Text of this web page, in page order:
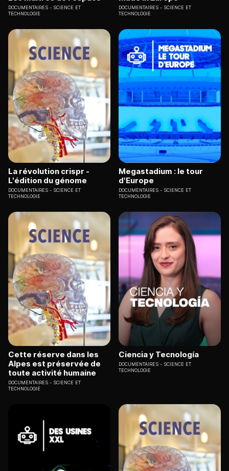
DOCUMENTAIRES
SCIENCE ET
TECHNOLOGIE
DOCUMENTAIRES
SCIENCE ET
TECHNOLOGIE
La révolution crispr -
L'édition du génome
DOCUMENTAIRES
SCIENCE ET
TECHNOLOGIE
Megastadium : le tour
d'Europe
DOCUMENTAIRES
SCIENCE ET
TECHNOLOGIE
Cette réserve dans les
Alpes est préservée de
toute activité humaine
DOCUMENTAIRES
SCIENCE ET
TECHNOLOGIE
Ciencia y Tecnología
DOCUMENTAIRES
SCIENCE ET
TECHNOLOGIE